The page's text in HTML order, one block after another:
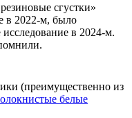
сгустки»
в 2022-м, было
в 2024-м.
(преимущественно из
белые